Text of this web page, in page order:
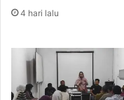
t
n
e
D
i
l
4 hari lalu